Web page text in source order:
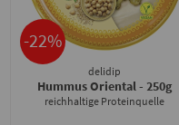
-22%
delidip
Hummus Oriental- 250g
reichhaltige Proteinquelle